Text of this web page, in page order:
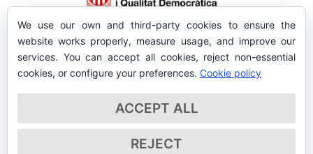
We use our own and third-party cookies to ensure the
website works properly, measure usage, and improve our
services. You can accept all cookies, reject non-essential
cookies, or configure your preferences. Cookie policy
ACCEPT ALL
REJECT